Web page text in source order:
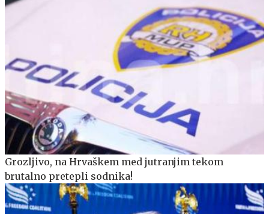
Grozljivo, na Hrvaškem med jutranjim tekom
brutalno pretepli sodnika!